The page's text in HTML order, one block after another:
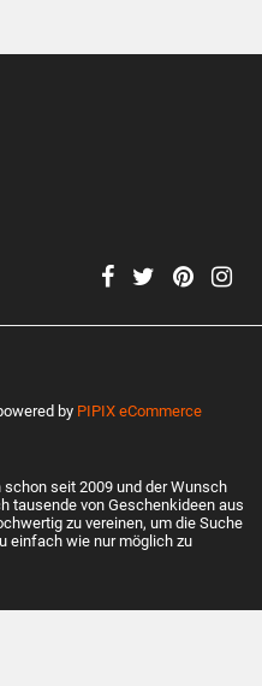
by PIPIX eCommerce
schon seit 2009 und der Wunsch
tausende von Geschenkideen aus
zu vereinen, um die Suche
einfach wie nur möglich zu